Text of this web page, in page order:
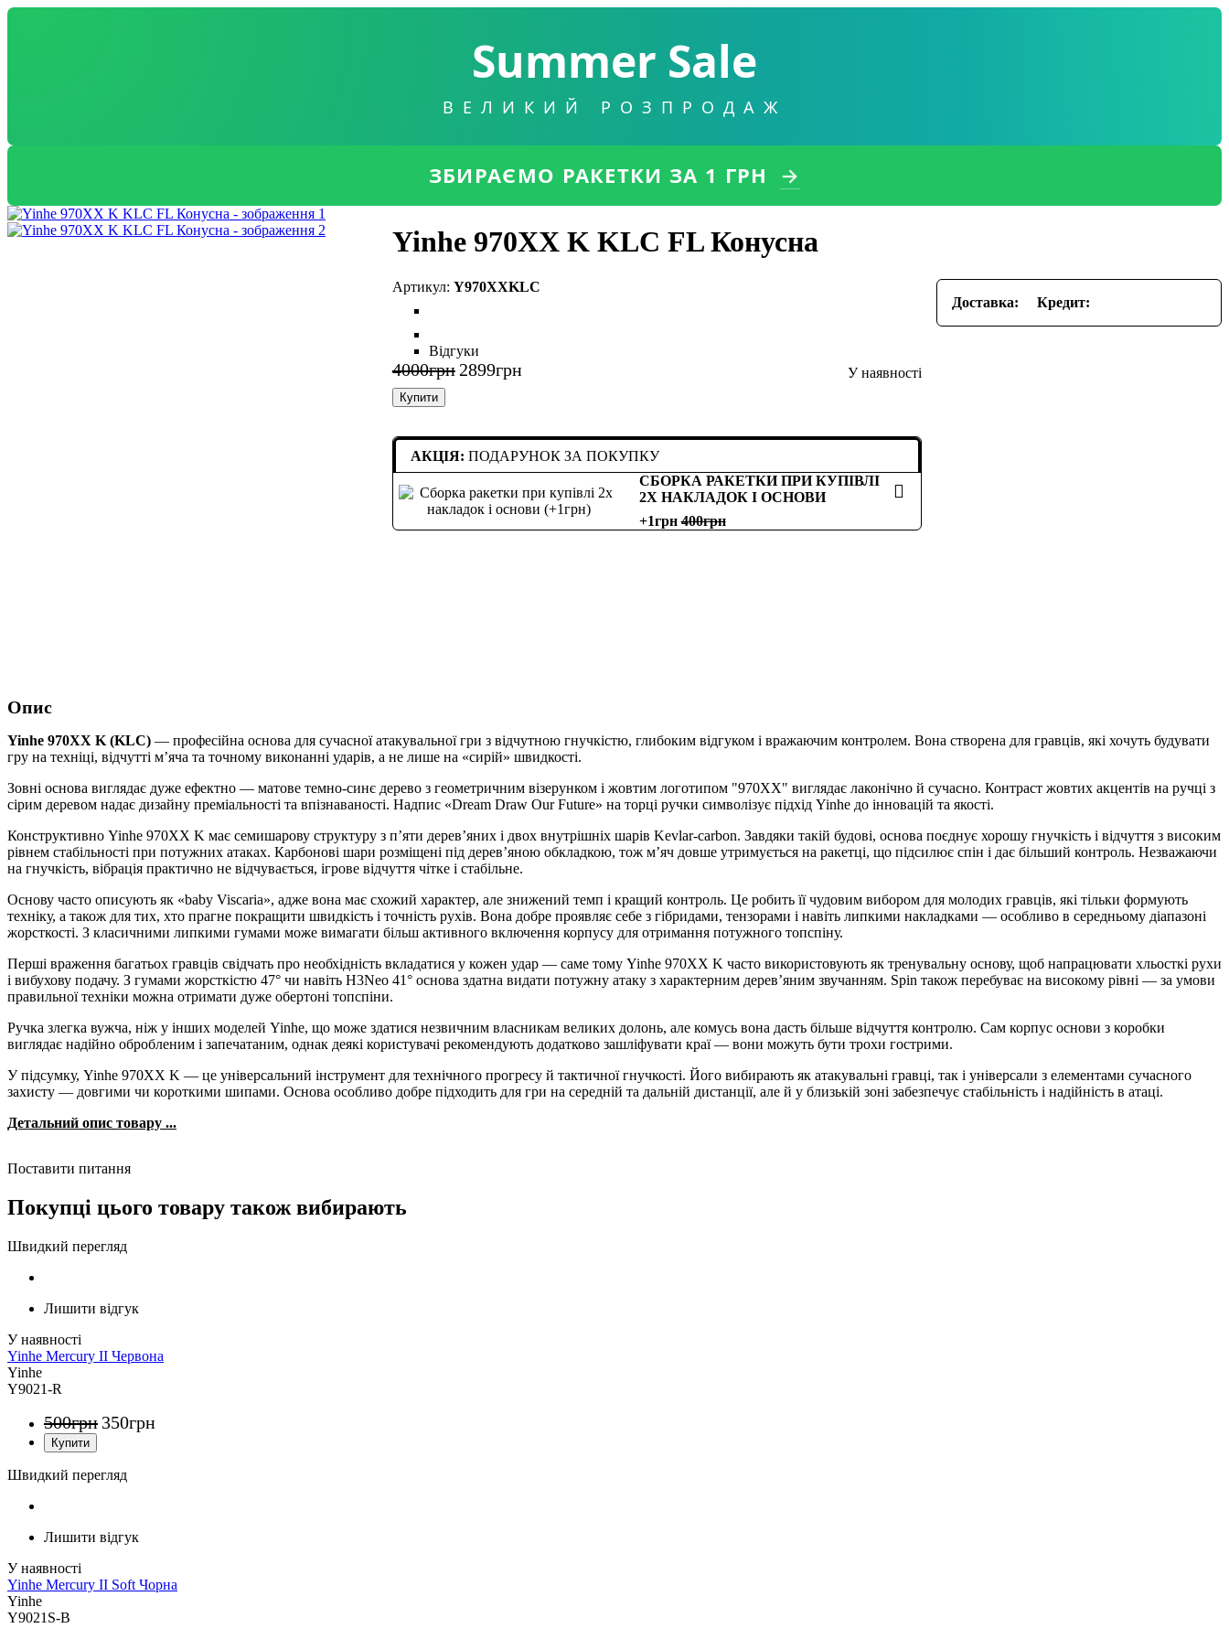
Summer Sale
ВЕЛИКИЙ РОЗПРОДАЖ
ЗБИРАЄМО РАКЕТКИ ЗА 1 ГРН →
Yinhe 970XX K KLC FL Конусна
Y970XXKLC
Відгуки
4000грн 2899грн
Купити
АКЦІЯ: ПОДАРУНОК ЗА ПОКУПКУ
СБОРКА РАКЕТКИ ПРИ КУПІВЛІ
2Х НАКЛАДОК І ОСНОВИ
+1грн 400
Доставка: Кредит:
Опис
Yinhe 970XX K (KLC) — професійна основа для сучасної атакувальної гри з відчутною гнучкістю, глибоким відгуком і вражаючим контролем. Вона створена для гравців, які хочуть будувати
гру на техніці, відчутті м’яча та точному виконанні ударів, а не лише на «сирій» швидкості.
Зовні основа виглядає дуже ефектно — матове темно-синє дерево з геометричним візерунком і жовтим логотипом "970XX" виглядає лаконічно й сучасно. Контраст жовтих акцентів на ручці з
сірим деревом надає дизайну преміальності та впізнаваності. Надпис «Dream Draw Our Future» на торці ручки символізує підхід Yinhe до інновацій та якості.
Конструктивно Yinhe 970XX K має семишарову структуру з п’яти дерев’яних і двох внутрішніх шарів Kevlar-carbon. Завдяки такій будові, основа поєднує хорошу гнучкість і відчуття з високим
рівнем стабільності при потужних атаках. Карбонові шари розміщені під дерев’яною обкладкою, тож м’яч довше утримується на ракетці, що підсилює спін і дає більший контроль. Незважаючи
на гнучкість, вібрація практично не відчувається, ігрове відчуття чітке і стабільне.
Основу часто описують як «baby Viscaria», адже вона має схожий характер, але знижений темп і кращий контроль. Це робить її чудовим вибором для молодих гравців, які тільки формують
техніку, а також для тих, хто прагне покращити швидкість і точність рухів. Вона добре проявляє себе з гібридами, тензорами і навіть липкими накладками — особливо в середньому діапазоні
жорсткості. З класичними липкими гумами може вимагати більш активного включення корпусу для отримання потужного топспіну.
Перші враження багатьох гравців свідчать про необхідність вкладатися у кожен удар — саме тому Yinhe 970XX K часто використовують як тренувальну основу, щоб напрацювати хльосткі рухи
і вибухову подачу. З гумами жорсткістю 47° чи навіть H3Neo 41° основа здатна видати потужну атаку з характерним дерев’яним звучанням. Spin також перебуває на високому рівні — за умови
правильної техніки можна отримати дуже обертоні топспіни.
Ручка злегка вужча, ніж у інших моделей Yinhe, що може здатися незвичним власникам великих долонь, але комусь вона дасть більше відчуття контролю. Сам корпус основи з коробки
виглядає надійно обробленим і запечатаним, однак деякі користувачі рекомендують додатково зашліфувати краї — вони можуть бути трохи гострими.
У підсумку, Yinhe 970XX K — це універсальний інструмент для технічного прогресу й тактичної гнучкості. Його вибирають як атакувальні гравці, так і універсали з елементами сучасного
захисту — довгими чи короткими шипами. Основа особливо добре підходить для гри на середній та дальній дистанції, але й у близькій зоні забезпечує стабільність і надійність в атаці.
Детальний опис товару ...
Поставити питання
Покупці цього товару також вибирають
Швидкий перегляд
Лишити відгук
Yinhe Mercury II Червона
Yinhe
Y9021-R
500грн 350грн
Швидкий перегляд
Лишити відгук
Yinhe Mercury II Soft Чорна
Yinhe
Y9021S-B